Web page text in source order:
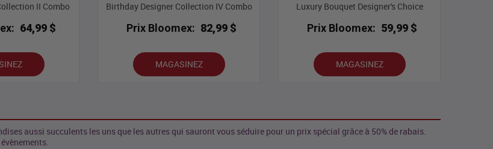
II Combo
64,99 $
Birthday Designer Collection IV Combo
Prix Bloomex: 82,99 $
MAGASINEZ
Luxury Bouquet Designer's Choice
Prix Bloomex: 59,99 $
MAGASINEZ
aussi succulents les uns que les autres qui sauront vous séduire pour un prix spécial grâce à 50% de rabais.